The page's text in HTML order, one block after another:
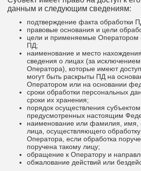
данным и следующим сведениям:
подтверждение факта обработки
правовые основания и цели
цели и применяемые Оператором
ПД;
наименование и место
сведения о лицах (за
Оператора), которые имеют
могут быть раскрыты ПД на
Оператором или на основании
сроки обработки персональных
сроки их хранения;
порядок осуществления
предусмотренных настоящим
наименование или фамилия, имя,
лица, осуществляющего
Оператора, если обработка
поручена такому лицу;
обращение к Оператору и
обжалование действий или